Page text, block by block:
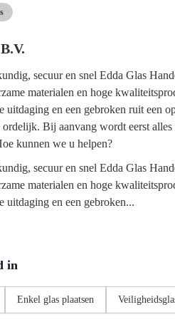
secuur en snel Edda Glas
materialen en hoge
uitdaging en een gebroken ruit een
Bij aanvang wordt eerst
kunnen we u helpen?
secuur en snel Edda Glas
materialen en hoge
uitdaging en een gebroken...
in
Enkel glas plaatsen